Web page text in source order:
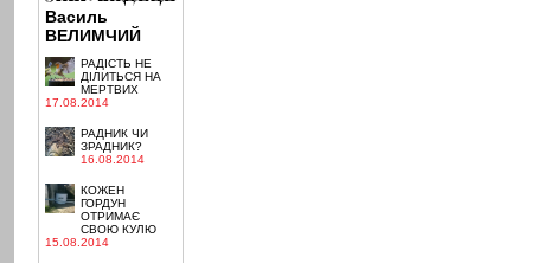
Василь
ВЕЛИМЧИЙ
РАДІСТЬ НЕ
ДІЛИТЬСЯ НА
МЕРТВИХ
17.08.2014
РАДНИК ЧИ
ЗРАДНИК?
16.08.2014
КОЖЕН
ГОРДУН
ОТРИМАЄ
СВОЮ КУЛЮ
15.08.2014